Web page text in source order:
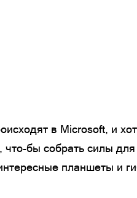
в Microsoft, и
что-бы собрать силы
планшеты и